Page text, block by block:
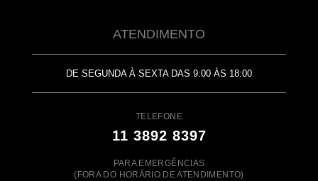
ATENDIMENTO
DE SEGUNDA À SEXTA DAS 9:00 ÀS 18:00
TELEFONE
11 3892 8397
PARA EMERGÊNCIAS
(FORA DO HORÁRIO DE ATENDIMENTO)